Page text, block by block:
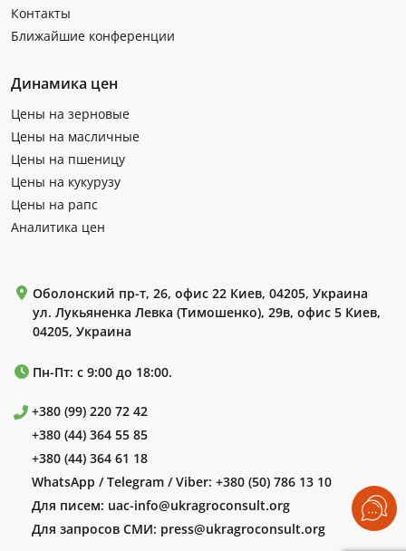
Контакты
Ближайшие конференции
Динамика цен
Цены на зерновые
Цены на масличные
Цены на пшеницу
Цены на кукурузу
Цены на рапс
Аналитика цен
Оболонский пр-т, 26, офис 22 Киев, 04205, Украина
ул. Лукьяненка Левка (Тимошенко), 29в, офис 5 Киев,
04205, Украина
Пн-Пт: с 9:00 до 18:00.
+380 (99) 220 72 42
+380 (44) 364 55 85
+380 (44) 364 61 18
WhatsApp / Telegram / Viber: +380 (50) 786 13 10
Для писем: uac-info@ukragroconsult.org
Для запросов СМИ: press@ukragroconsult.org